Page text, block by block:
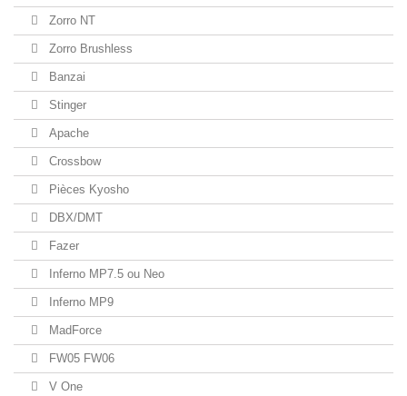
Zorro NT
Zorro Brushless
Banzai
Stinger
Apache
Crossbow
Pièces Kyosho
DBX/DMT
Fazer
Inferno MP7.5 ou Neo
Inferno MP9
MadForce
FW05 FW06
V One